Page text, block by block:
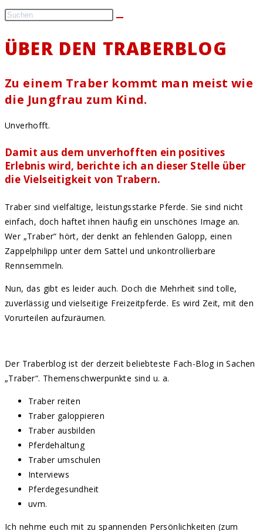
ÜBER DEN TRABERBLOG
Zu einem Traber kommt man meist wie
die Jungfrau zum Kind.
Unverhofft.
Damit aus dem unverhofften ein positives
Erlebnis wird, berichte ich an dieser Stelle über
die Vielseitigkeit von Trabern.
Traber sind vielfältige, leistungsstarke Pferde. Sie sind nicht
einfach, doch haftet ihnen häufig ein unschönes Image an.
Wer „Traber“ hört, der denkt an fehlenden Galopp, einen
Zappelphilipp unter dem Sattel und unkontrollierbare
Rennsemmeln.
Nun, das gibt es leider auch. Doch die Mehrheit sind tolle,
zuverlässig und vielseitige Freizeitpferde. Es wird Zeit, mit den
Vorurteilen aufzuräumen.
Der Traberblog ist der derzeit beliebteste Fach-Blog in Sachen
„Traber“. Themenschwerpunkte sind u. a.
Traber reiten
Traber galoppieren
Traber ausbilden
Pferdehaltung
Traber umschulen
Interviews
Pferdegesundheit
uvm.
Ich nehme euch mit zu spannenden Persönlichkeiten (zum